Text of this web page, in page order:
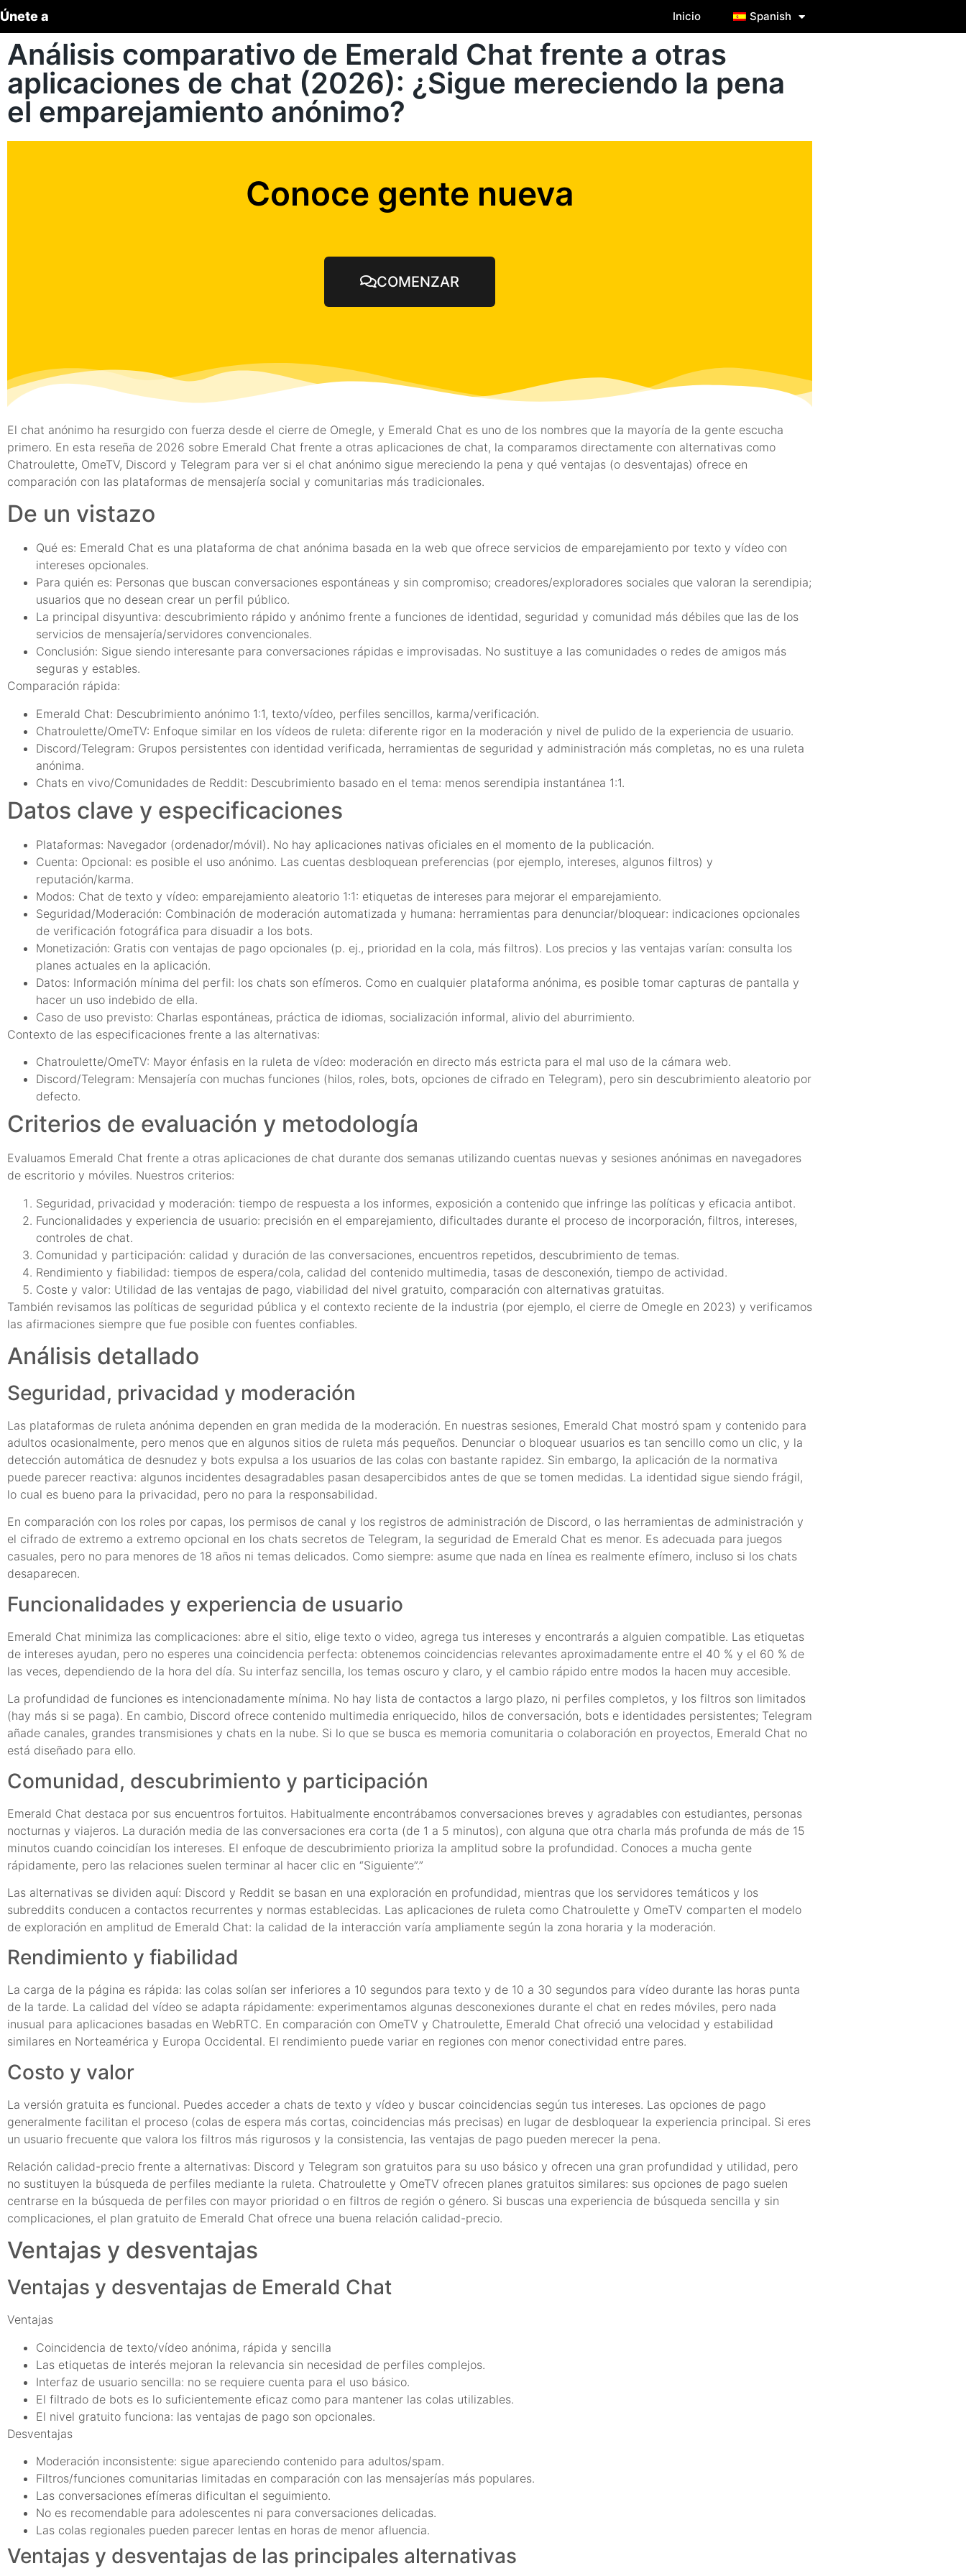
Únete a Inicio Spanish
Análisis comparativo de Emerald Chat frente a otras
aplicaciones de chat (2026): ¿Sigue mereciendo la pena
el emparejamiento anónimo?
Conoce gente nueva
COMENZAR
El chat anónimo ha resurgido con fuerza desde el cierre de Omegle, y Emerald Chat es uno de los nombres que la mayoría de la gente escucha
primero. En esta reseña de 2026 sobre Emerald Chat frente a otras aplicaciones de chat, la comparamos directamente con alternativas como
Chatroulette, OmeTV, Discord y Telegram para ver si el chat anónimo sigue mereciendo la pena y qué ventajas (o desventajas) ofrece en
comparación con las plataformas de mensajería social y comunitarias más tradicionales.
De un vistazo
Qué es: Emerald Chat es una plataforma de chat anónima basada en la web que ofrece servicios de emparejamiento por texto y vídeo con
intereses opcionales.
Para quién es: Personas que buscan conversaciones espontáneas y sin compromiso; creadores/exploradores sociales que valoran la serendipia;
usuarios que no desean crear un perfil público.
La principal disyuntiva: descubrimiento rápido y anónimo frente a funciones de identidad, seguridad y comunidad más débiles que las de los
servicios de mensajería/servidores convencionales.
Conclusión: Sigue siendo interesante para conversaciones rápidas e improvisadas. No sustituye a las comunidades o redes de amigos más
seguras y estables.
Comparación rápida:
Emerald Chat: Descubrimiento anónimo 1:1, texto/vídeo, perfiles sencillos, karma/verificación.
Chatroulette/OmeTV: Enfoque similar en los vídeos de ruleta: diferente rigor en la moderación y nivel de pulido de la experiencia de usuario.
Discord/Telegram: Grupos persistentes con identidad verificada, herramientas de seguridad y administración más completas, no es una ruleta
anónima.
Chats en vivo/Comunidades de Reddit: Descubrimiento basado en el tema: menos serendipia instantánea 1:1.
Datos clave y especificaciones
Plataformas: Navegador (ordenador/móvil). No hay aplicaciones nativas oficiales en el momento de la publicación.
Cuenta: Opcional: es posible el uso anónimo. Las cuentas desbloquean preferencias (por ejemplo, intereses, algunos filtros) y
reputación/karma.
Modos: Chat de texto y vídeo: emparejamiento aleatorio 1:1: etiquetas de intereses para mejorar el emparejamiento.
Seguridad/Moderación: Combinación de moderación automatizada y humana: herramientas para denunciar/bloquear: indicaciones opcionales
de verificación fotográfica para disuadir a los bots.
Monetización: Gratis con ventajas de pago opcionales (p. ej., prioridad en la cola, más filtros). Los precios y las ventajas varían: consulta los
planes actuales en la aplicación.
Datos: Información mínima del perfil: los chats son efímeros. Como en cualquier plataforma anónima, es posible tomar capturas de pantalla y
hacer un uso indebido de ella.
Caso de uso previsto: Charlas espontáneas, práctica de idiomas, socialización informal, alivio del aburrimiento.
Contexto de las especificaciones frente a las alternativas:
Chatroulette/OmeTV: Mayor énfasis en la ruleta de vídeo: moderación en directo más estricta para el mal uso de la cámara web.
Discord/Telegram: Mensajería con muchas funciones (hilos, roles, bots, opciones de cifrado en Telegram), pero sin descubrimiento aleatorio por
defecto.
Criterios de evaluación y metodología
Evaluamos Emerald Chat frente a otras aplicaciones de chat durante dos semanas utilizando cuentas nuevas y sesiones anónimas en navegadores
de escritorio y móviles. Nuestros criterios:
Seguridad, privacidad y moderación: tiempo de respuesta a los informes, exposición a contenido que infringe las políticas y eficacia antibot.
Funcionalidades y experiencia de usuario: precisión en el emparejamiento, dificultades durante el proceso de incorporación, filtros, intereses,
controles de chat.
Comunidad y participación: calidad y duración de las conversaciones, encuentros repetidos, descubrimiento de temas.
Rendimiento y fiabilidad: tiempos de espera/cola, calidad del contenido multimedia, tasas de desconexión, tiempo de actividad.
Coste y valor: Utilidad de las ventajas de pago, viabilidad del nivel gratuito, comparación con alternativas gratuitas.
También revisamos las políticas de seguridad pública y el contexto reciente de la industria (por ejemplo, el cierre de Omegle en 2023) y verificamos
las afirmaciones siempre que fue posible con fuentes confiables.
Análisis detallado
Seguridad, privacidad y moderación
Las plataformas de ruleta anónima dependen en gran medida de la moderación. En nuestras sesiones, Emerald Chat mostró spam y contenido para
adultos ocasionalmente, pero menos que en algunos sitios de ruleta más pequeños. Denunciar o bloquear usuarios es tan sencillo como un clic, y la
detección automática de desnudez y bots expulsa a los usuarios de las colas con bastante rapidez. Sin embargo, la aplicación de la normativa
puede parecer reactiva: algunos incidentes desagradables pasan desapercibidos antes de que se tomen medidas. La identidad sigue siendo frágil,
lo cual es bueno para la privacidad, pero no para la responsabilidad.
En comparación con los roles por capas, los permisos de canal y los registros de administración de Discord, o las herramientas de administración y
el cifrado de extremo a extremo opcional en los chats secretos de Telegram, la seguridad de Emerald Chat es menor. Es adecuada para juegos
casuales, pero no para menores de 18 años ni temas delicados. Como siempre: asume que nada en línea es realmente efímero, incluso si los chats
desaparecen.
Funcionalidades y experiencia de usuario
Emerald Chat minimiza las complicaciones: abre el sitio, elige texto o video, agrega tus intereses y encontrarás a alguien compatible. Las etiquetas
de intereses ayudan, pero no esperes una coincidencia perfecta: obtenemos coincidencias relevantes aproximadamente entre el 40 % y el 60 % de
las veces, dependiendo de la hora del día. Su interfaz sencilla, los temas oscuro y claro, y el cambio rápido entre modos la hacen muy accesible.
La profundidad de funciones es intencionadamente mínima. No hay lista de contactos a largo plazo, ni perfiles completos, y los filtros son limitados
(hay más si se paga). En cambio, Discord ofrece contenido multimedia enriquecido, hilos de conversación, bots e identidades persistentes; Telegram
añade canales, grandes transmisiones y chats en la nube. Si lo que se busca es memoria comunitaria o colaboración en proyectos, Emerald Chat no
está diseñado para ello.
Comunidad, descubrimiento y participación
Emerald Chat destaca por sus encuentros fortuitos. Habitualmente encontrábamos conversaciones breves y agradables con estudiantes, personas
nocturnas y viajeros. La duración media de las conversaciones era corta (de 1 a 5 minutos), con alguna que otra charla más profunda de más de 15
minutos cuando coincidían los intereses. El enfoque de descubrimiento prioriza la amplitud sobre la profundidad. Conoces a mucha gente
rápidamente, pero las relaciones suelen terminar al hacer clic en “Siguiente”.”
Las alternativas se dividen aquí: Discord y Reddit se basan en una exploración en profundidad, mientras que los servidores temáticos y los
subreddits conducen a contactos recurrentes y normas establecidas. Las aplicaciones de ruleta como Chatroulette y OmeTV comparten el modelo
de exploración en amplitud de Emerald Chat: la calidad de la interacción varía ampliamente según la zona horaria y la moderación.
Rendimiento y fiabilidad
La carga de la página es rápida: las colas solían ser inferiores a 10 segundos para texto y de 10 a 30 segundos para vídeo durante las horas punta
de la tarde. La calidad del vídeo se adapta rápidamente: experimentamos algunas desconexiones durante el chat en redes móviles, pero nada
inusual para aplicaciones basadas en WebRTC. En comparación con OmeTV y Chatroulette, Emerald Chat ofreció una velocidad y estabilidad
similares en Norteamérica y Europa Occidental. El rendimiento puede variar en regiones con menor conectividad entre pares.
Costo y valor
La versión gratuita es funcional. Puedes acceder a chats de texto y vídeo y buscar coincidencias según tus intereses. Las opciones de pago
generalmente facilitan el proceso (colas de espera más cortas, coincidencias más precisas) en lugar de desbloquear la experiencia principal. Si eres
un usuario frecuente que valora los filtros más rigurosos y la consistencia, las ventajas de pago pueden merecer la pena.
Relación calidad-precio frente a alternativas: Discord y Telegram son gratuitos para su uso básico y ofrecen una gran profundidad y utilidad, pero
no sustituyen la búsqueda de perfiles mediante la ruleta. Chatroulette y OmeTV ofrecen planes gratuitos similares: sus opciones de pago suelen
centrarse en la búsqueda de perfiles con mayor prioridad o en filtros de región o género. Si buscas una experiencia de búsqueda sencilla y sin
complicaciones, el plan gratuito de Emerald Chat ofrece una buena relación calidad-precio.
Ventajas y desventajas
Ventajas y desventajas de Emerald Chat
Ventajas
Coincidencia de texto/vídeo anónima, rápida y sencilla
Las etiquetas de interés mejoran la relevancia sin necesidad de perfiles complejos.
Interfaz de usuario sencilla: no se requiere cuenta para el uso básico.
El filtrado de bots es lo suficientemente eficaz como para mantener las colas utilizables.
El nivel gratuito funciona: las ventajas de pago son opcionales.
Desventajas
Moderación inconsistente: sigue apareciendo contenido para adultos/spam.
Filtros/funciones comunitarias limitadas en comparación con las mensajerías más populares.
Las conversaciones efímeras dificultan el seguimiento.
No es recomendable para adolescentes ni para conversaciones delicadas.
Las colas regionales pueden parecer lentas en horas de menor afluencia.
Ventajas y desventajas de las principales alternativas